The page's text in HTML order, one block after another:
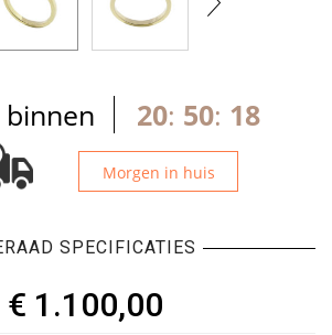
binnen 20: 50: 17
Morgen in huis
SPECIFICATIES
€ 1.100,00